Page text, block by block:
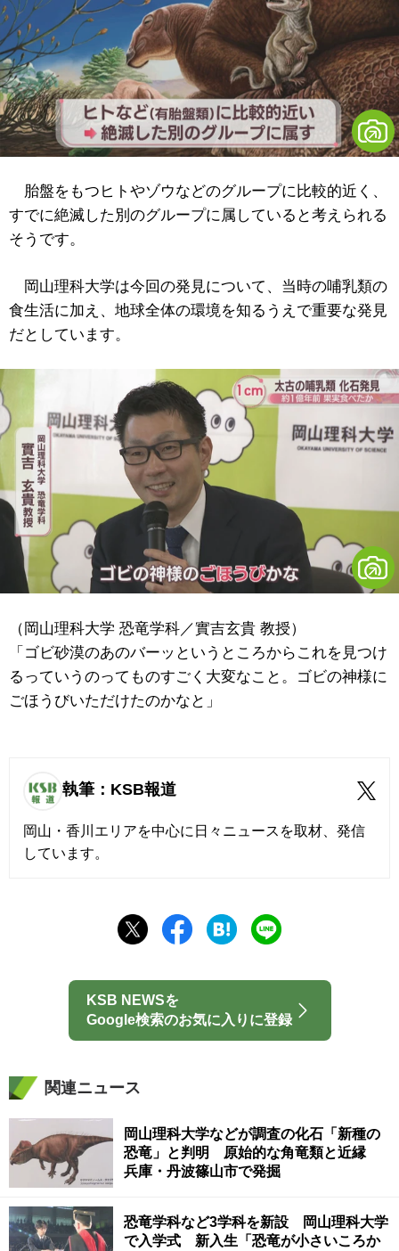
胎盤をもつヒトやゾウなどのグループに比較的近く、
すでに絶滅した別のグループに属していると考えられる
そうです。
岡山理科大学は今回の発見について、当時の哺乳類の
食生活に加え、地球全体の環境を知るうえで重要な発見
だとしています。
（岡山理科大学 恐竜学科／實吉玄貴 教授）
「ゴビ砂漠のあのバーッというところからこれを見つけ
るっていうのってものすごく大変なこと。ゴビの神様に
ごほうびいただけたのかなと」
執筆：KSB報道
岡山・香川エリアを中心に日々ニュースを取材、発信
しています。
KSB NEWSを
Google検索のお気に入りに登録
関連ニュース
岡山理科大学などが調査の化石「新種の
恐竜」と判明 原始的な角竜類と近縁
兵庫・丹波篠山市で発掘
恐竜学科など3学科を新設 岡山理科大学
で入学式 新入生「恐竜が小さいころか